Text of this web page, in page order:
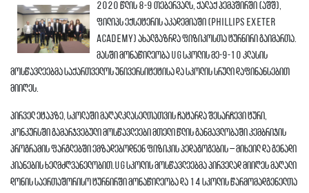
2020 წლის 8-9 თებერვალს, ქალაქ ჰემპშირში (აშშ),
ფილიპს ექსეტერის აკადემიაში (Phillips Exeter
Academy) ახალგაზრდა ფიზიკოსთა ტურნირი გაიმართა.
მასში მონაწილეობა UG სკოლის მე-9-10 კლასის
მოსწავლეებმა საქართველოს უნივერსიტეტისა და სკოლის სრული დაფინანსებით
მიიღეს.
პირველ ეტაპზე, სკოლაში მაღალკლასელთათვის ჩატარდა შესარჩევი ტური,
კონკურსში გამარჯვებული მოსწავლეები მთელი წლის განმავლობაში კემბრიჯის
პროგრამის ფარგლებში ემზადებოდნენ ფიზიკის პედაგოგების – მიხეილ და გენადი
კიანების ხელმძღვანელობით.UG სკოლის მოსწავლეებმა პირველად მიიღეს მაღალი
დონის საერთაშორისო ტურნირში მონაწილეობა და 14 სკოლის წარმომადგენელთა